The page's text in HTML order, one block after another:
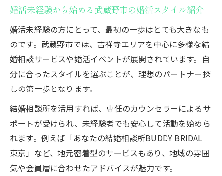
婚活未経験から始める武蔵野市の婚活スタイル紹介
婚活未経験の方にとって、最初の一歩はとても大きなも
のです。武蔵野市では、吉祥寺エリアを中心に多様な結
婚相談サービスや婚活イベントが展開されています。自
分に合ったスタイルを選ぶことが、理想のパートナー探
しの第一歩となります。
結婚相談所を活用すれば、専任のカウンセラーによるサ
ポートが受けられ、未経験者でも安心して活動を始めら
れます。例えば「あなたの結婚相談所BUDDY BRIDAL
東京」など、地元密着型のサービスもあり、地域の雰囲
気や会員層に合わせたアドバイスが魅力です。